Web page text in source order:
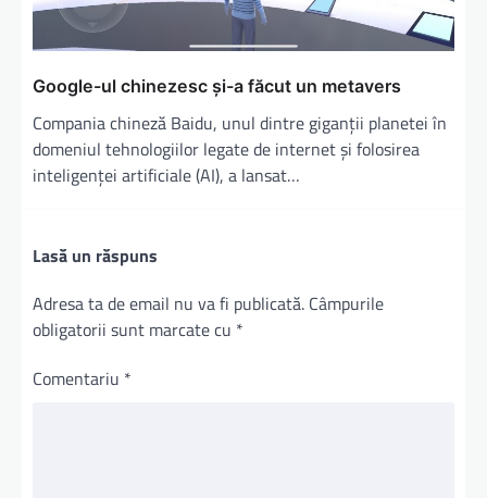
Google-ul chinezesc şi-a făcut un metavers
Compania chineză Baidu, unul dintre giganţii planetei în
domeniul tehnologiilor legate de internet şi folosirea
inteligenţei artificiale (AI), a lansat…
Lasă un răspuns
Adresa ta de email nu va fi publicată. Câmpurile
obligatorii sunt marcate cu *
Comentariu *